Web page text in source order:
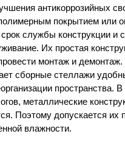
антикоррозийных
покрытием или
службы конструкции и
Их простая
монтаж и демонтаж.
сборные стеллажи
пространства.
металлические
Поэтому допускается их
влажности.